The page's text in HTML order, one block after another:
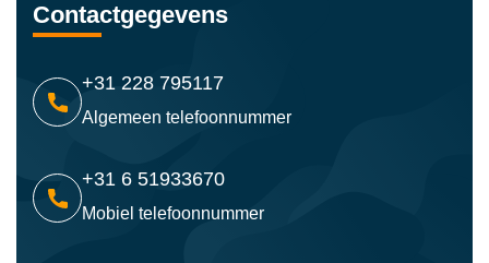
Contactgegevens
+31 228 795117
Algemeen telefoonnummer
+31 6 51933670
Mobiel telefoonnummer